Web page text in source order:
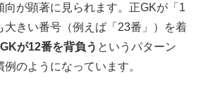
向が顕著に見られます。正GKが「1
大きい番号（例えば「23番」）を着
が12番を背負う というパターン
のようになっています。